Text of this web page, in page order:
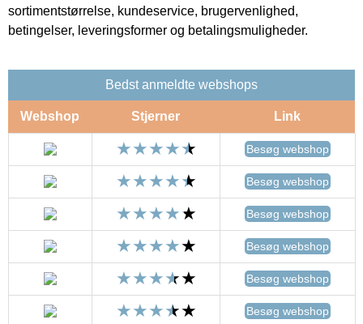
sortimentstørrelse, kundeservice, brugervenlighed,
betingelser, leveringsformer og betalingsmuligheder.
Bedst anmeldte webshops
Webshop Stjerner Link
Besøg webshop
Besøg webshop
Besøg webshop
Besøg webshop
Besøg webshop
Besøg webshop